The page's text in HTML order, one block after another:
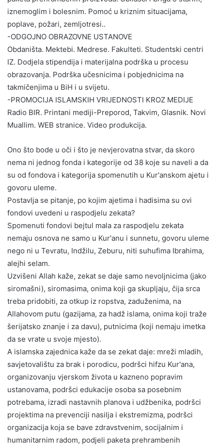
iznemoglim i bolesnim. Pomoć u kriznim situacijama,
poplave, požari, zemljotresi..
-ODGOJNO OBRAZOVNE USTANOVE
Obdaništa. Mektebi. Medrese. Fakulteti. Studentski centri
IZ. Dodjela stipendija i materijalna podrška u procesu
obrazovanja. Podrška učesnicima i pobjednicima na
takmičenjima u BiH i u svijetu.
-PROMOCIJA ISLAMSKIH VRIJEDNOSTI KROZ MEDIJE
Radio BIR. Printani mediji-Preporod, Takvim, Glasnik. Novi
Muallim. WEB stranice. Video produkcija.
Ono što bode u oči i što je nevjerovatna stvar, da skoro
nema ni jednog fonda i kategorije od 38 koje su naveli a da
su od fondova i kategorija spomenutih u Kur'anskom ajetu i
govoru uleme.
Postavlja se pitanje, po kojim ajetima i hadisima su ovi
fondovi uvedeni u raspodjelu zekata?
Spomenuti fondovi bejtul mala za raspodjelu zekata
nemaju osnova ne samo u Kur'anu i sunnetu, govoru uleme
nego ni u Tevratu, Indžilu, Zeburu, niti suhufima Ibrahima,
alejhi selam.
Uzvišeni Allah kaže, zekat se daje samo nevoljnicima (jako
siromašni), siromasima, onima koji ga skupljaju, čija srca
treba pridobiti, za otkup iz ropstva, zaduženima, na
Allahovom putu (gazijama, za hadž islama, onima koji traže
šerijatsko znanje i za davu), putnicima (koji nemaju imetka
da se vrate u svoje mjesto).
A islamska zajednica kaže da se zekat daje: mreži mladih,
savjetovalištu za brak i porodicu, podršci hifzu Kur'ana,
organizovanju vjerskom života u kazneno popravim
ustanovama, podršci edukacije osoba sa posebnim
potrebama, izradi nastavnih planova i udžbenika, podršci
projektima na prevenciji nasilja i ekstremizma, podršci
organizacija koja se bave zdravstvenim, socijalnim i
humanitarnim radom, podjeli paketa prehrambenih